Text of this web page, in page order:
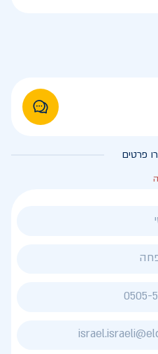
פרטים